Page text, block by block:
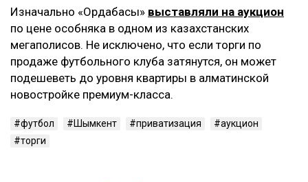
Изначально «Ордабасы» выставляли на аукцион
по цене особняка в одном из казахстанских
мегаполисов. Не исключено, что если торги по
продаже футбольного клуба затянутся, он может
подешеветь до уровня квартиры в алматинской
новостройке премиум-класса.
футбол Шымкент приватизация
аукцион
торги